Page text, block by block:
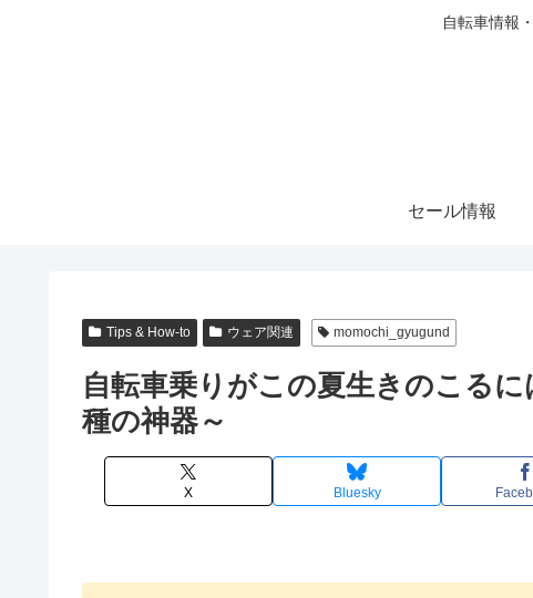
自転車情報
セール情報
Tips & How-to ウェア関連 momochi_gyugund
自転車乗りがこの夏生きのこる
種の神器～
X Bluesky